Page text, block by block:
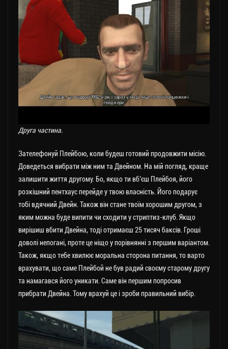
Друга частина.
Зателефонуй Плейбою, коли будеш готовий продовжити місію.
Доведеться вибрати між ним та Двейном. На мій погляд, краще
залишити життя другому. Бо, якщо ти вб’єш Плейбоя, його
розкішний пентхаус перейде у твою власність. Його подарує
тобі вдячний Двейн. Також він стане твоїм хорошим другом, з
яким можна буде випити чи сходити у стриптиз-клуб. Якщо
вирішиш вбити Двейна, тоді отримаєш 25 тисяч баксів. Гроші
доволі непогані, проте це ніщо у порівнянні з першим варіантом.
Також, якщо тебе хвилює моральна сторона питання, то варто
врахувати, що саме Плейбой не був радий своєму старому другу
та намагався його уникати. Саме він першим попросив
прибрати Двейна. Тому врахуй це і зроби правильний вибір.